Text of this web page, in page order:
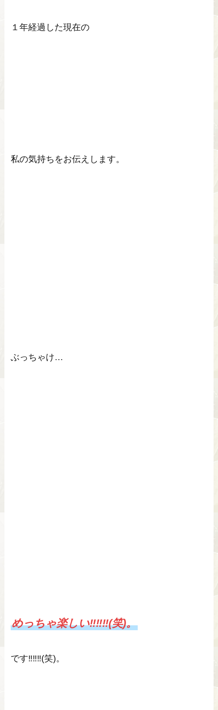
１年経過した現在の
私の気持ちをお伝えします。
ぶっちゃけ…
めっちゃ楽しい‼‼‼(笑)。
です‼‼‼(笑)。